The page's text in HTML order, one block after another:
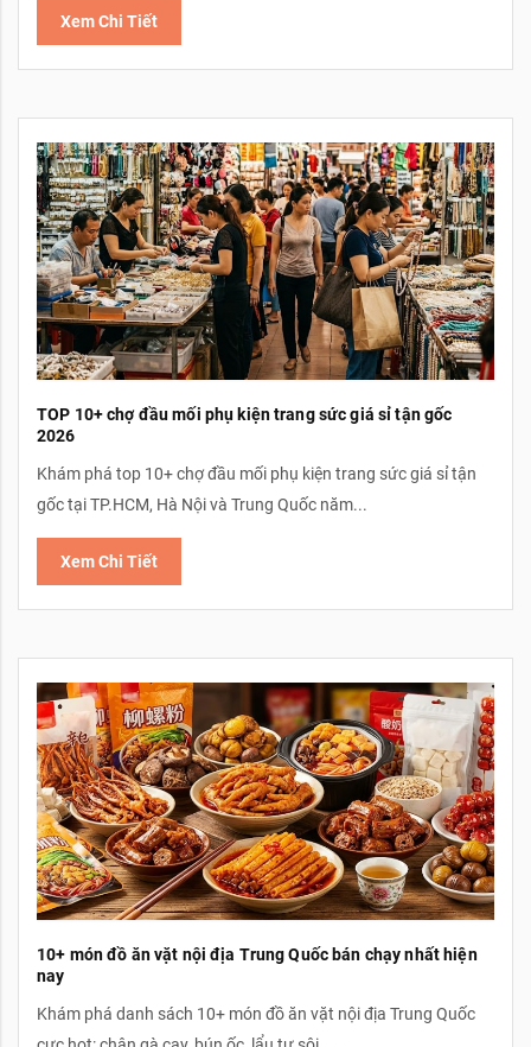
Xem Chi Tiết
TOP 10+ chợ đầu mối phụ kiện trang sức giá sỉ tận gốc
2026
Khám phá top 10+ chợ đầu mối phụ kiện trang sức giá sỉ tận
gốc tại TP.HCM, Hà Nội và Trung Quốc năm...
Xem Chi Tiết
10+ món đồ ăn vặt nội địa Trung Quốc bán chạy nhất hiện
nay
Khám phá danh sách 10+ món đồ ăn vặt nội địa Trung Quốc